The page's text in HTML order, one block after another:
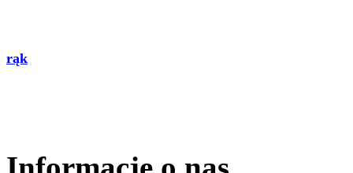
rąk